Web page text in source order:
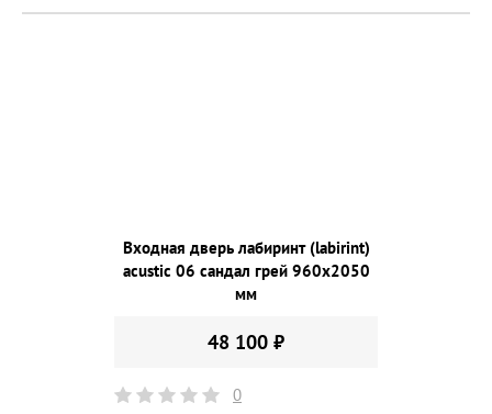
Входная дверь лабиринт (labirint)
acustic 06 сандал грей 960х2050
мм
48 100 ₽
0